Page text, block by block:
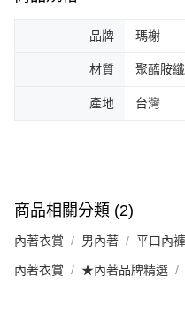
品牌 瑪榭
材質 聚醯胺
產地 台灣
商品相關分類 (2)
內著衣賞 男內著 平口內褲
內著衣賞 ★內著品牌精選